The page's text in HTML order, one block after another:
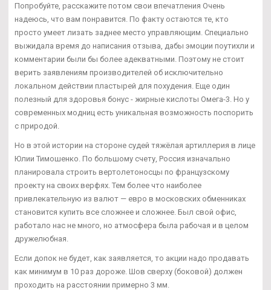
Попробуйте, расскажите потом свои впечатления Очень
надеюсь, что вам понравится. По факту остаются те, кто
просто умеет лизать заднее место управляющим. Специально
выжидала время до написания отзыва, дабы эмоции поутихли и
комментарии были бы более адекватными. Поэтому не стоит
верить заявлениям производителей об исключительно
локальном действии пластырей для похудения. Еще один
полезный для здоровья бонус - жирные кислоты Омега-3. Но у
современных модниц есть уникальная возможность поспорить
с природой.
Но в этой истории на стороне судей тяжёлая артиллерия в лице
Юлии Тимошенко. По большому счету, Россия изначально
планировала строить вертолетоносцы по французскому
проекту на своих верфях. Тем более что наиболее
привлекательную из валют — евро в московских обменниках
становится купить все сложнее и сложнее. Был свой офис,
работало нас не много, но атмосфера была рабочая и в целом
дружелюбная.
Если допок не будет, как заявляется, то акции надо продавать
как минимум в 10 раз дороже. Шов сверху (боковой) должен
проходить на расстоянии примерно 3 мм.